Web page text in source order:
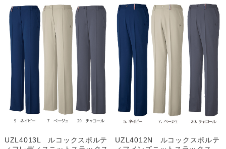
UZL4013L ルコックスポルテ
UZL4012N ルコックスポルテ